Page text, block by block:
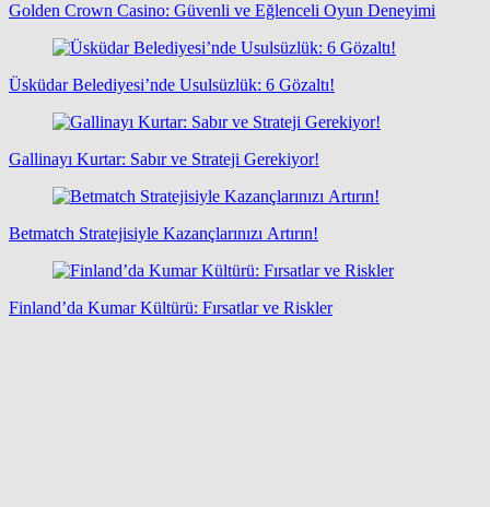
Golden Crown Casino: Güvenli ve Eğlenceli Oyun Deneyimi
Üsküdar Belediyesi’nde Usulsüzlük: 6 Gözaltı!
Gallinayı Kurtar: Sabır ve Strateji Gerekiyor!
Betmatch Stratejisiyle Kazançlarınızı Artırın!
Finland’da Kumar Kültürü: Fırsatlar ve Riskler